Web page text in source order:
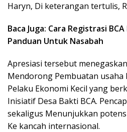
Haryn, Di keterangan tertulis,
Baca Juga: Cara Registrasi
Panduan Untuk Nasabah
Apresiasi tersebut
Mendorong Pembuatan usaha
Pelaku Ekonomi Kecil yang
Inisiatif Desa Bakti BCA.
sekaligus Menunjukkan
Ke kancah internasional.